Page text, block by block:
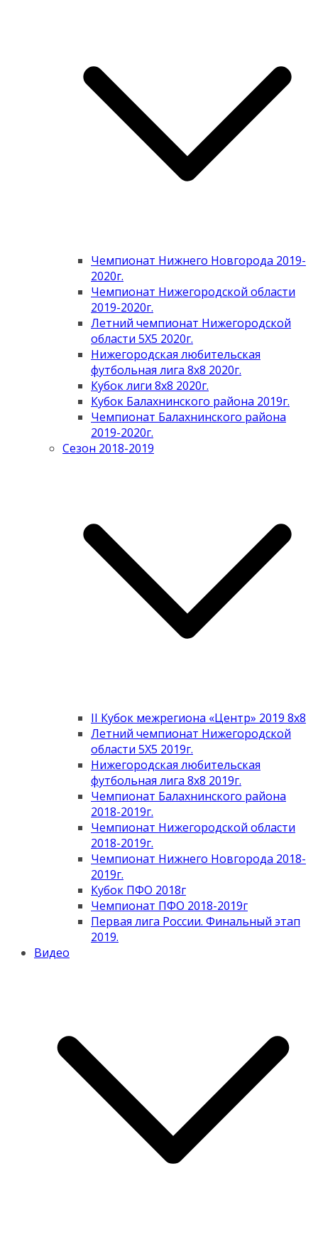
Чемпионат Нижнего Новгорода 2019-
2020г.
Чемпионат Нижегородской области
2019-2020г.
Летний чемпионат Нижегородской
области 5Х5 2020г.
Нижегородская любительская
футбольная лига 8х8 2020г.
Кубок лиги 8х8 2020г.
Кубок Балахнинского района 2019г.
Чемпионат Балахнинского района
2019-2020г.
Сезон 2018-2019
II Кубок межрегиона «Центр» 2019 8х8
Летний чемпионат Нижегородской
области 5Х5 2019г.
Нижегородская любительская
футбольная лига 8х8 2019г.
Чемпионат Балахнинского района
2018-2019г.
Чемпионат Нижегородской области
2018-2019г.
Чемпионат Нижнего Новгорода 2018-
2019г.
Кубок ПФО 2018г
Чемпионат ПФО 2018-2019г
Первая лига России. Финальный этап
2019.
Видео